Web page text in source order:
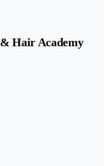
Hair Academy